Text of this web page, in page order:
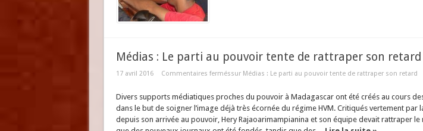
Médias : Le parti au pouvoir tente de rattraper son retard
17 avril 2016 Commentaires ferméssur Médias : Le parti au pouvoir tente de rattraper son retard
Divers supports médiatiques proches du pouvoir à Madagascar ont été créés au cours
dans le but de soigner l’image déjà très écornée du régime HVM. Critiqués vertement par
depuis son arrivée au pouvoir, Hery Rajaoarimampianina et son équipe devait rattraper le